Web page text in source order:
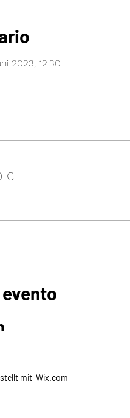
2023, 12:30
€
mit Wix.com